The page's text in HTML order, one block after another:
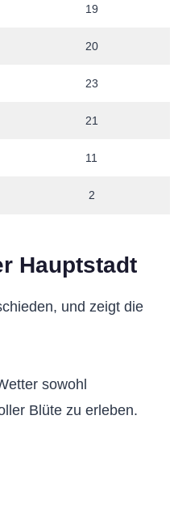
19
20
23
21
11
2
Hauptstadt
und zeigt die
sowohl
Blüte zu erleben.